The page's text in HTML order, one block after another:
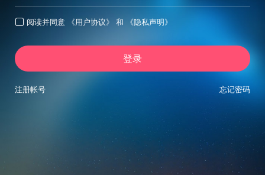
 阅读并同意 《用户协议》 和 《隐私声明》
登录
忘记密码
注册帐号